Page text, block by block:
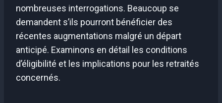
nombreuses interrogations. Beaucoup se
demandent s’ils pourront bénéficier des
récentes augmentations malgré un départ
anticipé. Examinons en détail les conditions
d’éligibilité et les implications pour les retraités
concernés.